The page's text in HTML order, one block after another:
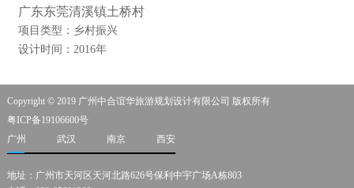
广东东莞清溪镇土桥村
项目类型：乡村振兴
设计时间：2016年
Copyright © 2019 广州中合谊华旅游规划设计有限公司 版权所有
粤ICP备19106600号
广州
武汉 南京 西安
地址：广州市天河区天河北路626号保利中宇广场A栋803